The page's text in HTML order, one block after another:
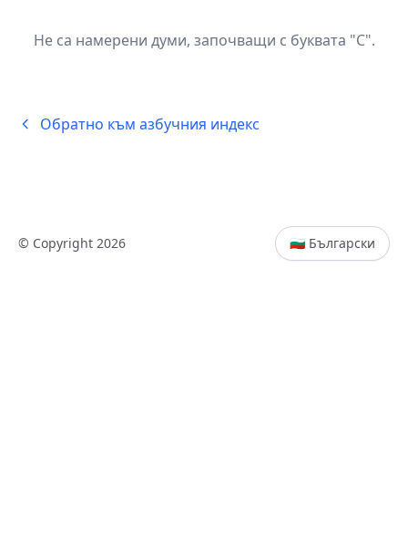
Не са намерени думи, започващи с буквата "C".
Обратно към азбучния индекс
© Copyright 2026